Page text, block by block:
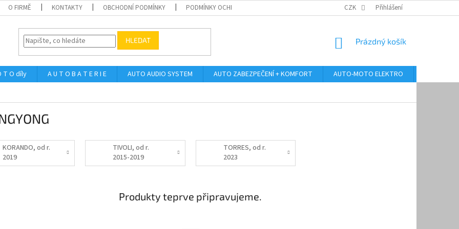
O FIRMĚ KONTAKTY OBCHODNÍ PODMÍNKY PODMÍNKY OCHRANY OSOBNÍCH ÚDAJŮ ODSTOUPENÍ OD KUPNÍ SMLOUVY
CZK Přihlášení
HLEDAT
NÁKUPNÍ
Prázdný košík
T O díly A U T O B A T E R I E AUTO AUDIO SYSTEM AUTO ZABEZPEČENÍ + KOMFORT AUTO-MOTO ELEKTRO
KORANDO, od r.
2019
TIVOLI, od r.
2015-2019
TORRES, od r.
2023
Produkty teprve připravujeme.